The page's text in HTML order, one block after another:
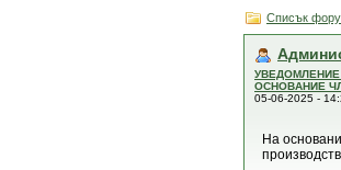
Списък
УВЕДОМЛЕНИЕ
ОСНОВАНИЕ
05-06-2025 -
На